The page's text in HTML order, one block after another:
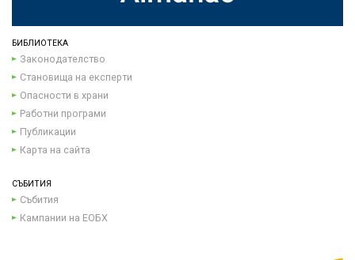
БИБЛИОТЕКА
Законодателство
Становища на експерти
Опасности в храни
Работни програми
Публикации
Карта на сайта
СЪБИТИЯ
Събития
Кампании на ЕОБХ